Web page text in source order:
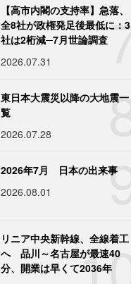
7
【高市内閣の支持率】急落、
全8社が政権発足後最低に：3
社は2桁減─7月世論調査
2026.07.31
8
東日本大震災以降の大地震一
覧
2026.07.28
9
2026年7月 日本の出来事
2026.08.01
10
リニア中央新幹線、全線着工
へ 品川～名古屋が最速40
分、開業は早くて2036年